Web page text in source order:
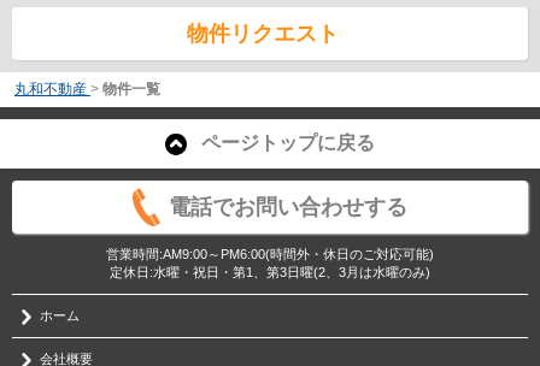
物件リクエスト
丸和不動産 > 物件一覧
ページトップに戻る
電話でお問い合わせする
営業時間:AM9:00～PM6:00(時間外・休日のご対応可能)
定休日:水曜・祝日・第1、第3日曜(2、3月は水曜のみ)
ホーム
会社概要